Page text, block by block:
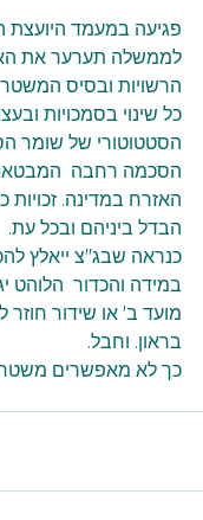
פגיעה במעמד
לממשלה תערער את
הרשויות ובסיס
כל שינוי בסמכויות
הסטטוטורי של שומר
הסכמה רחבה  המבטאת
האזרח במדינה. זכויות
הבדל ביניהם ובכל עת.
כנראה שבג"צ ייאלץ
במידה והכדור  הלוהט
מועד ב' או שידור
בראון. וחבל.
כך לא מאפשרים משטר